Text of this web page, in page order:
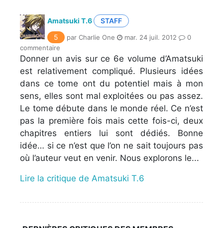
Amatsuki T.6
STAFF
5
par Charlie One mar. 24 juil. 2012
0
commentaire
Donner un avis sur ce 6e volume d’Amatsuki
est relativement compliqué. Plusieurs idées
dans ce tome ont du potentiel mais à mon
sens, elles sont mal exploitées ou pas assez.
Le tome débute dans le monde réel. Ce n’est
pas la première fois mais cette fois-ci, deux
chapitres entiers lui sont dédiés. Bonne
idée… si ce n’est que l’on ne sait toujours pas
où l’auteur veut en venir. Nous explorons le...
Lire la critique de Amatsuki T.6